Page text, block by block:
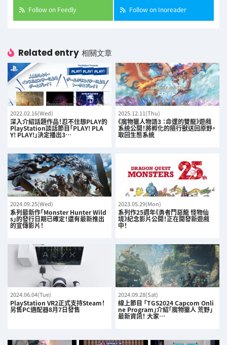
Follow on Feedly Follow on Inoreader
Related entry 相關文章
2022.02.16(Wed)
深入介紹話題作品！忍不住想PLAY的
PlayStation談話節目｢PLAY! PLA
Y! PLAY!｣決定播出3…
2025.12.11(Thu)
《魔物獵人物語3 ：命運的雙龍》遊戲
系統公開！將孵化的隨行獸送回原野，
取回生態系統
2024.09.25(Wed)
系列最新作「Monster Hunter Wild
s」的發行日期已確定！還有最新推出
的宣傳影片！
2023.05.29(Mon)
系列作25週年《勇者鬥惡龍 怪物仙
境》紀念影片公開！正在開發新遊戲
中！
2024.06.04(Tue)
PlayStation VR2正式支持Steam！
另售PC適配器8月7日發售
2024.09.28(Sat)
線上節目 「TGS2024 Capcom Onli
ne Program」介紹「魔物獵人 荒野」
最新資訊！ 大家…